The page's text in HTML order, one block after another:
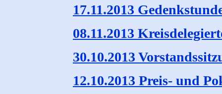
17.11.2013
08.11.2013
30.10.2013
12.10.2013 Preis- und